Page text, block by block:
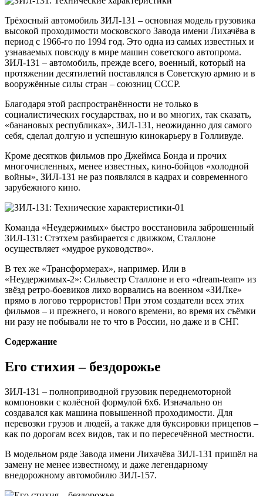
Трёхосный автомобиль ЗИЛ-131 – основная модель грузовика
высокой проходимости московского Завода имени Лихачёва в
период с 1966-го по 1994 год. Это одна из самых известных и
узнаваемых повсюду в мире машин советского автопрома.
ЗИЛ-131 – автомобиль, прежде всего, военный, который на
протяжении десятилетий поставлялся в Советскую армию и в
вооружённые силы стран – союзниц СССР.
Благодаря этой распространённости не только в
социалистических государствах, но и во многих, так сказать,
«банановых республиках», ЗИЛ-131, неожиданно для самого
себя, сделал долгую и успешную кинокарьеру в Голливуде.
Кроме десятков фильмов про Джеймса Бонда и прочих
многочисленных, менее известных, кино-бойцов «холодной
войны», ЗИЛ-131 не раз появлялся в кадрах и современного
зарубежного кино.
Команда «Неудержимых» быстро восстановила заброшенный
ЗИЛ-131: Стэтхем разбирается с движком, Сталлоне
осуществляет «мудрое руководство».
В тех же «Трансформерах», например. Или в
«Неудержимых-2»: Сильвестр Сталлоне и его «dream-team» из
звёзд ретро-боевиков лихо ворвались на военном «ЗИЛке»
прямо в логово террористов! При этом создатели всех этих
фильмов – и прежнего, и нового времени, во время их съёмки
ни разу не побывали не то что в России, но даже и в СНГ.
Содержание
Его стихия – бездорожье
ЗИЛ-131 – полноприводной грузовик переднемоторной
компоновки с колёсной формулой 6х6. Изначально он
создавался как машина повышенной проходимости. Для
перевозки грузов и людей, а также для буксировки прицепов –
как по дорогам всех видов, так и по пересечённой местности.
В модельном ряде Завода имени Лихачёва ЗИЛ-131 пришёл на
замену не менее известному, и даже легендарному
внедорожному автомобилю ЗИЛ-157.